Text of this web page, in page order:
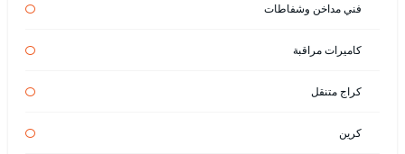
فني مداخن وشفاطات
كاميرات مراقبة
كراج متنقل
كرين